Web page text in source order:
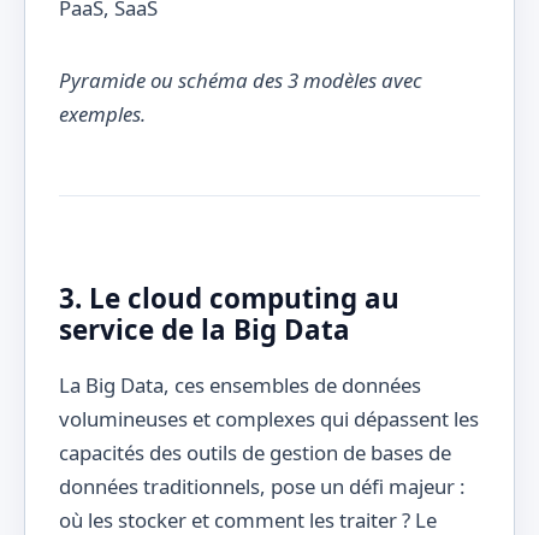
Pyramide ou schéma des 3 modèles avec
exemples.
3. Le cloud computing au
service de la Big Data
La Big Data, ces ensembles de données
volumineuses et complexes qui dépassent les
capacités des outils de gestion de bases de
données traditionnels, pose un défi majeur :
où les stocker et comment les traiter ? Le